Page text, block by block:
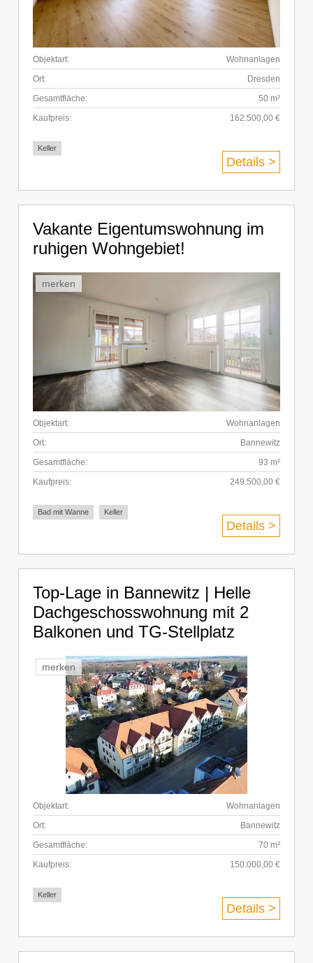
Objektart:
Wohnanlagen
Ort:
Dresden
Gesamtfläche:
50 m²
Kaufpreis:
162.500,00 €
Keller
Details >
Vakante Eigentumswohnung im
ruhigen Wohngebiet!
merken
Objektart:
Wohnanlagen
Ort:
Bannewitz
Gesamtfläche:
93 m²
Kaufpreis:
249.500,00 €
Bad mit Wanne Keller
Details >
Top-Lage in Bannewitz | Helle
Dachgeschosswohnung mit 2
Balkonen und TG-Stellplatz
merken
Objektart:
Wohnanlagen
Ort:
Bannewitz
Gesamtfläche:
70 m²
Kaufpreis:
150.000,00 €
Keller
Details >